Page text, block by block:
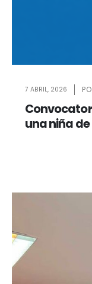
7 ABRIL, 2026
una niña de